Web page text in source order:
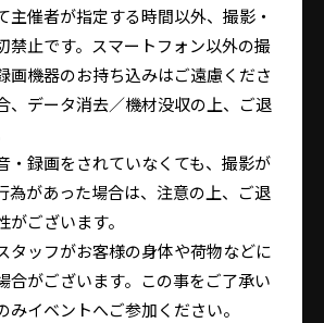
催者が指定する時間以外、撮影・
禁止です。スマートフォン以外の撮
画機器のお持ち込みはご遠慮くださ
、データ消去／機材没収の上、ご退
・録画をされていなくても、撮影が
為があった場合は、注意の上、ご退
ございます。
タッフがお客様の身体や荷物などに
合がございます。この事をご了承い
みイベントへご参加ください。